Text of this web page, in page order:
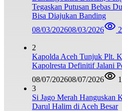
Tegaskan Putusan Bebas
Bisa Diajukan Banding
08/03/202608/03/2026
2
Kapolda Aceh Tunjuk Plt.
Kapolresta Definitif Jalani
08/07/202608/07/2026
3
Si Jago Merah Hanguskan
Darul Halim di Aceh Besar